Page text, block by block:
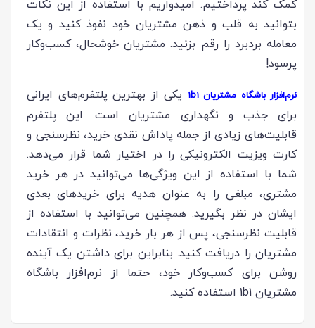
کمک کند پرداختیم. امیدواریم با استفاده از این نکات
بتوانید به قلب و ذهن مشتریان خود نفوذ کنید و یک
معامله برد‌برد را رقم بزنید. مشتریان خوشحال، کسب‌وکار
پرسود!
نرم‌افزار باشگاه مشتریان 1b1
یکی از بهترین پلتفرم‌های ایرانی
برای جذب و نگهداری مشتریان است. این پلتفرم
قابلیت‌های زیادی از جمله پاداش نقدی خرید، نظرسنجی و
کارت ویزیت الکترونیکی را در اختیار شما قرار می‌دهد.
شما با استفاده از این ویژگی‌ها می‌توانید در هر خرید
مشتری، مبلغی را به عنوان هدیه برای خریدهای بعدی
ایشان در نظر بگیرید. همچنین می‌توانید با استفاده از
قابلیت نظرسنجی، پس از هر بار خرید، نظرات و انتقادات
مشتریان را دریافت کنید. بنابراین برای داشتن یک آینده
روشن برای کسب‌وکار خود، حتما از نرم‌افزار باشگاه
مشتریان 1b1 استفاده کنید.